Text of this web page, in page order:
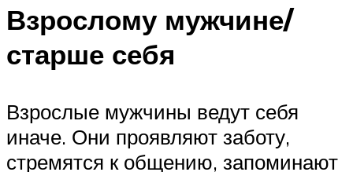
Взрослому мужчине/
старше себя
Взрослые мужчины ведут себя
иначе. Они проявляют заботу,
стремятся к общению, запоминают